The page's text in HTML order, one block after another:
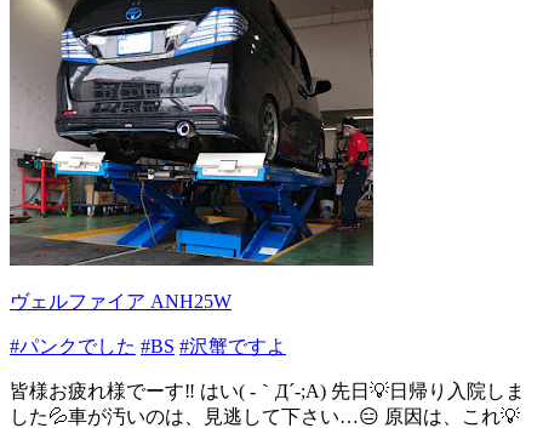
ヴェルファイア ANH25W
#パンクでした #BS #沢蟹ですよ
皆様お疲れ様でーす‼️ はい( -｀Д´-;A) 先日💡日帰り入院しま
した💦車が汚いのは、見逃して下さい…😑 原因は、これ💡